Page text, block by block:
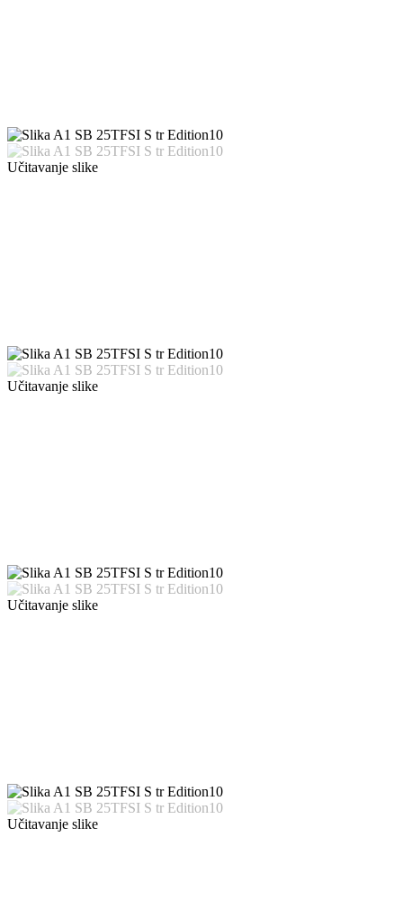
Učitavanje slike
Učitavanje slike
Učitavanje slike
Učitavanje slike